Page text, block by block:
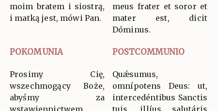
moim bratem i siostrą,
i matką jest, mówi Pan.
meus frater et soror et
mater est, dicit
Dóminus.
POKOMUNIA POSTCOMMUNIO
Prosimy Cię,
wszechmogący Boże,
abyśmy za
Quǽsumus,
omnípotens Deus: ut,
intercedéntibus Sanctis